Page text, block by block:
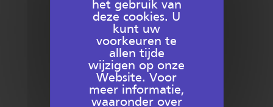
Hulp nodig?
Contacteer ons
het gebruik van
deze cookies. U
kunt uw
voorkeuren te
allen tijde
wijzigen op onze
Website. Voor
meer informatie,
waaronder over